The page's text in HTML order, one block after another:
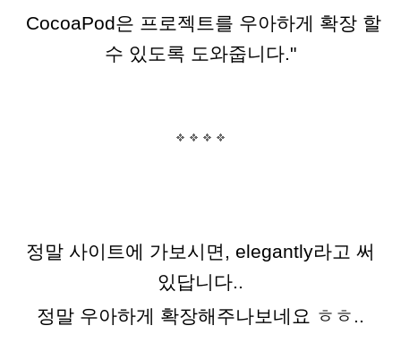
CocoaPod은 프로젝트를 우아하게 확장 할
수 있도록 도와줍니다."
정말 사이트에 가보시면, elegantly라고 써
있답니다..
정말 우아하게 확장해주나보네요 ㅎㅎ..